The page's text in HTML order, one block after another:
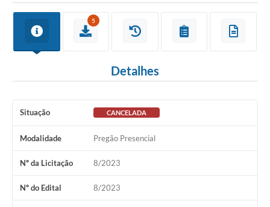
5
Detalhes
Situação CANCELADA
Modalidade Pregão Presencial
Nº da Licitação 8/2023
Nº do Edital 8/2023